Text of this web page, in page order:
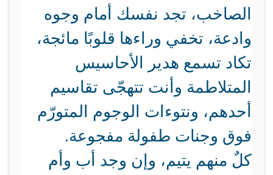
الصاخب، تجد نفسك أمام وجوه
وادعة، تخفي وراءها قلوبًا مائجة،
تكاد تسمع هدير الأحاسيس
المتلاطمة وأنت تتهجّى تقاسيم
أحدهم، ونتوءات الوجوم المتورّم
فوق وجنات طفولة مفجوعة.
كلٌ منهم يتيم، وإن وجد أب وأم